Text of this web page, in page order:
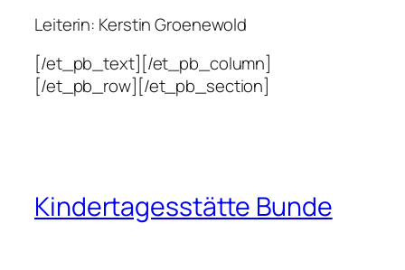
Leiterin: Kerstin Groenewold
[/et_pb_text][/et_pb_column]
[/et_pb_row][/et_pb_section]
Kindertagesstätte Bunde